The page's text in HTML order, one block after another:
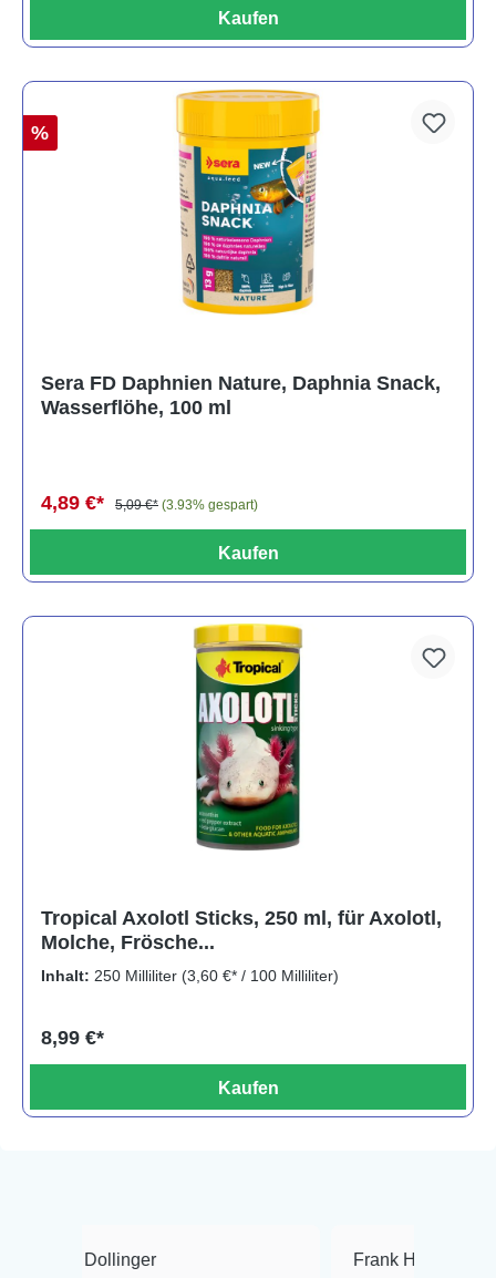
Kaufen
%
Sera FD Daphnien Nature, Daphnia Snack,
Wasserflöhe, 100 ml
4,89 €* 5,09 €* (3.93% gespart)
Kaufen
Tropical Axolotl Sticks, 250 ml, für Axolotl,
Molche, Frösche...
Inhalt: 250 Milliliter (3,60 €* / 100 Milliliter)
8,99 €*
Kaufen
Frank Hackmayer